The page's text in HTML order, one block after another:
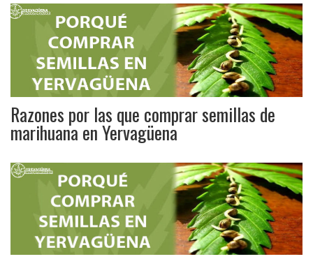
Razones por las que comprar semillas de
marihuana en Yervagüena